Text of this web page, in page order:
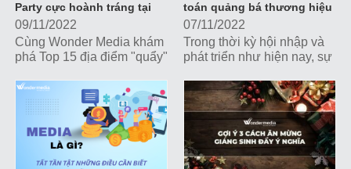
Party cực hoành tráng tại
Hà Nội
09/11/2022
Cùng Wonder Media khám
phá Top 15 địa điểm "quẩy"
tráng tại Hà Nội nhé!
toán quảng bá thương hiệu
07/11/2022
Trong thời kỳ hội nhập và
phát triển như hiện nay, sự
công cụ truyền thông,
marketing đắc lực giúp các
doanh nghiệp, tổ chức
tương tác trực tiếp với
khách hàng và xây dựng
hình ảnh thương hiệu.